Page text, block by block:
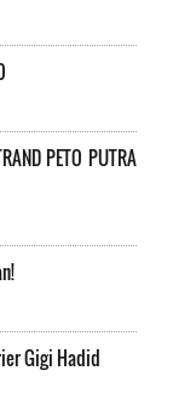
PETO PUTRA
Gigi Hadid